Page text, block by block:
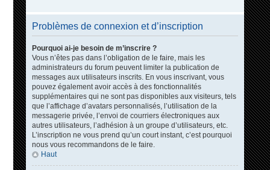
Problèmes de connexion et d’inscription
Pourquoi ai-je besoin de m’inscrire ?
Vous n’êtes pas dans l’obligation de le faire, mais les
administrateurs du forum peuvent limiter la publication de
messages aux utilisateurs inscrits. En vous inscrivant, vous
pouvez également avoir accès à des fonctionnalités
supplémentaires qui ne sont pas disponibles aux visiteurs, tels
que l’affichage d’avatars personnalisés, l’utilisation de la
messagerie privée, l’envoi de courriers électroniques aux
autres utilisateurs, l’adhésion à un groupe d’utilisateurs, etc.
L’inscription ne vous prend qu’un court instant, c’est pourquoi
nous vous recommandons de le faire.
Haut